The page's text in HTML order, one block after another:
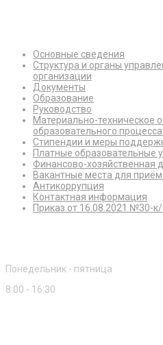
Основные сведения
Структура и органы
организации
Документы
Образование
Руководство
Материально-техническое
образовательного
Стипендии и меры
Платные образовательные
Финансово-хозяйственная
Вакантные места для
Антикоррупция
Контактная информация
Приказ от 16.08.2021 №30-к/
Понедельник - пятница
8:00 - 16:30